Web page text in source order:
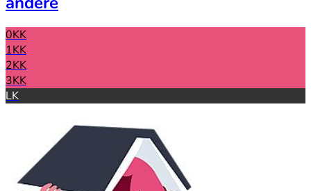
0KK
1KK
2KK
3KK
LK